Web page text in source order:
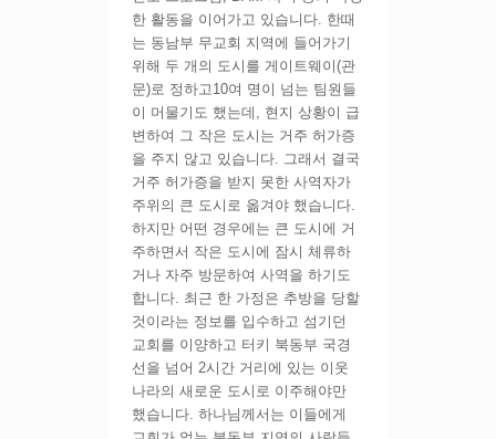
한 활동을 이어가고 있습니다. 한때
는 동남부 무교회 지역에 들어가기
위해 두 개의 도시를 게이트웨이(관
문)로 정하고10여 명이 넘는 팀원들
이 머물기도 했는데, 현지 상황이 급
변하여 그 작은 도시는 거주 허가증
을 주지 않고 있습니다. 그래서 결국
거주 허가증을 받지 못한 사역자가
주위의 큰 도시로 옮겨야 했습니다.
하지만 어떤 경우에는 큰 도시에 거
주하면서 작은 도시에 잠시 체류하
거나 자주 방문하여 사역을 하기도
합니다. 최근 한 가정은 추방을 당할
것이라는 정보를 입수하고 섬기던
교회를 이양하고 터키 북동부 국경
선을 넘어 2시간 거리에 있는 이웃
나라의 새로운 도시로 이주해야만
했습니다. 하나님께서는 이들에게